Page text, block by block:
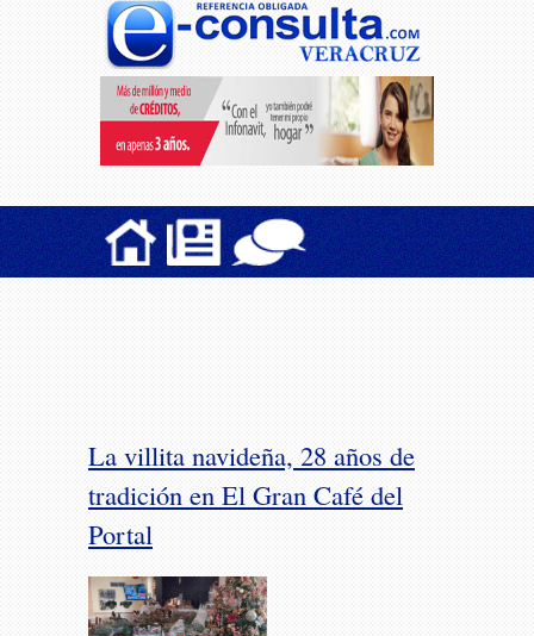
La villita navideña, 28 años de
tradición en El Gran Café del
Portal